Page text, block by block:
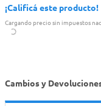
¡Calificá este producto!
Cargando precio sin impuestos
Cambios y